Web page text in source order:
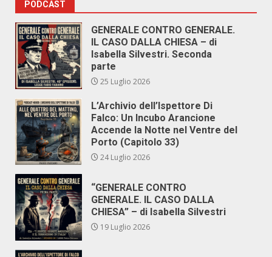
PODCAST
GENERALE CONTRO GENERALE.
IL CASO DALLA CHIESA – di
Isabella Silvestri. Seconda
parte
25 Luglio 2026
L’Archivio dell’Ispettore Di
Falco: Un Incubo Arancione
Accende la Notte nel Ventre del
Porto (Capitolo 33)
24 Luglio 2026
“GENERALE CONTRO
GENERALE. IL CASO DALLA
CHIESA” – di Isabella Silvestri
19 Luglio 2026